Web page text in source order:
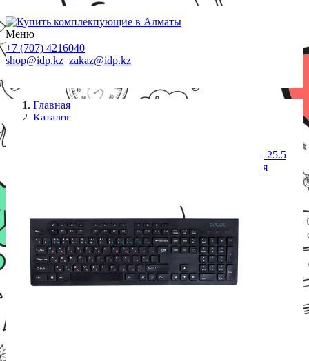
Меню
+7 (707) 4216040
shop@idp.kz zakaz@idp.kz
Главная
Каталог
стандартных клавиш 104, Размер: 439.2 x 141.5 x 25.5
мм., Длина кабеля 1,6 метра, Анг/Рус/Каз, Чёрная